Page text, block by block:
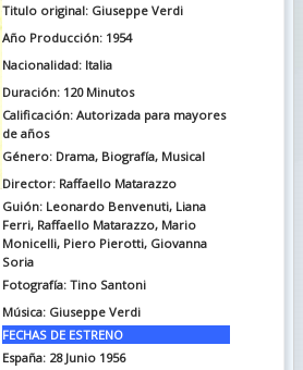
Titulo original: Giuseppe Verdi
Año Producción: 1954
Nacionalidad: Italia
Duración: 120 Minutos
Calificación: Autorizada para mayores
de años
Género: Drama, Biografía, Musical
Director: Raffaello Matarazzo
Guión: Leonardo Benvenuti, Liana
Ferri, Raffaello Matarazzo, Mario
Monicelli, Piero Pierotti, Giovanna
Soria
Fotografía: Tino Santoni
Música: Giuseppe Verdi
FECHAS DE ESTRENO
España: 28 Junio 1956